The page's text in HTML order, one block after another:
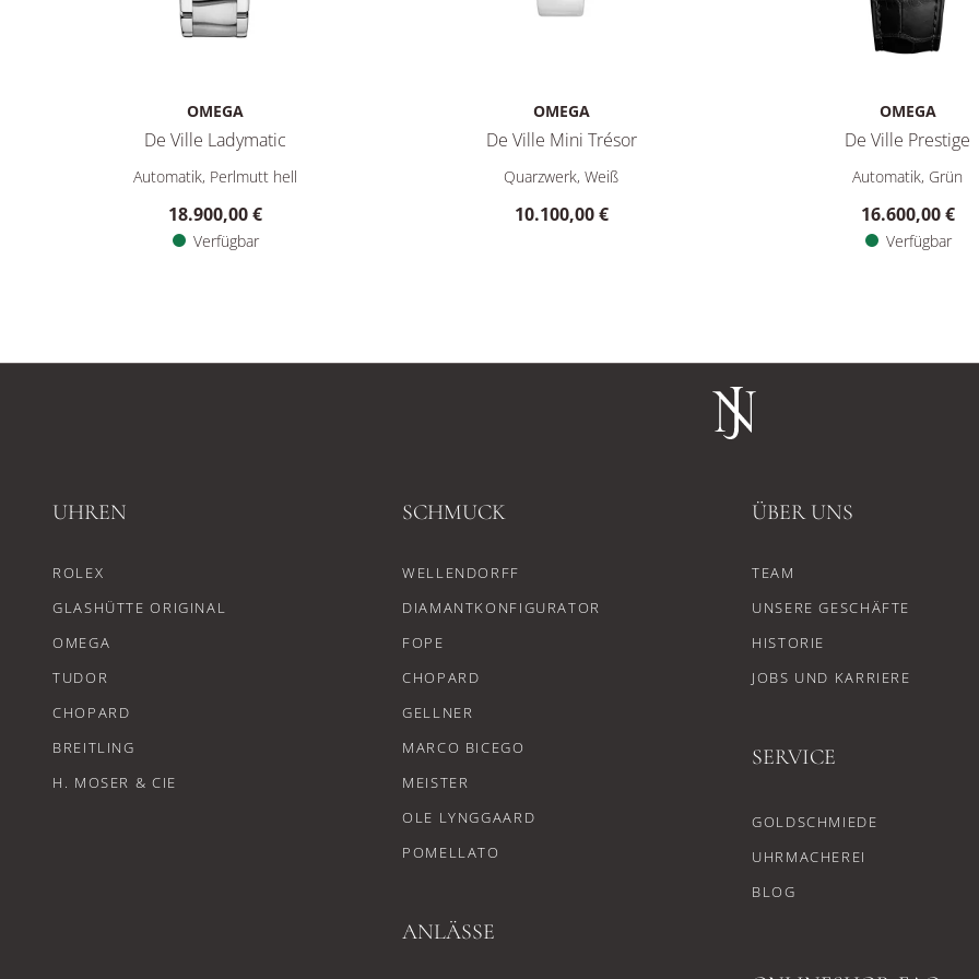
OMEGA
De Ville Ladymatic
Omega De Ville Ladymatic, Ref: 425.35.34.20.55.002, Preis: 18.900,00 €, Verfügbar
Automatik, Perlmutt hell
18.900,00 €
Verfügbar
OMEGA
De Ville Mini Trésor
Omega De Ville Mini Trésor, Ref: 428.58.26.60.04.001, Preis: 10.100,00 €
Quarzwerk, Weiß
10.100,00 €
OMEGA
De Ville Prestige
Omega De Ville Prestige,
Automatik, Grün
16.600,00 €
Verfügbar
UHREN
ROLEX
GLASHÜTTE ORIGINAL
OMEGA
TUDOR
CHOPARD
BREITLING
H. MOSER & CIE
SCHMUCK
WELLENDORFF
DIAMANTKONFIGURATOR
FOPE
CHOPARD
GELLNER
MARCO BICEGO
MEISTER
OLE LYNGGAARD
POMELLATO
ANLÄSSE
ÜBER UNS
TEAM
UNSERE GESCHÄFTE
HISTORIE
JOBS UND KARRIERE
SERVICE
GOLDSCHMIEDE
UHRMACHEREI
BLOG